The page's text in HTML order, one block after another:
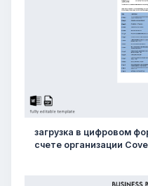
загрузка в цифровом
счете организации